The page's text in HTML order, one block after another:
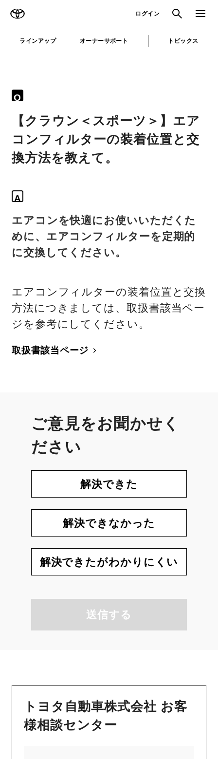
ログイン 検索 メニュ
ラインアップ オーナーサポート トピックス
Q
【クラウン＜スポーツ＞】エア
コンフィルターの装着位置と交
換方法を教えて。
A
エアコンを快適にお使いいただくた
めに、エアコンフィルターを定期的
に交換してください。
エアコンフィルターの装着位置と交換
方法につきましては、取扱書該当ペー
ジを参考にしてください。
取扱書該当ページ
ご意見をお聞かせく
ださい
解決できた
解決できなかった
解決できたがわかりにくい
送信する
トヨタ自動車株式会社 お客
様相談センター